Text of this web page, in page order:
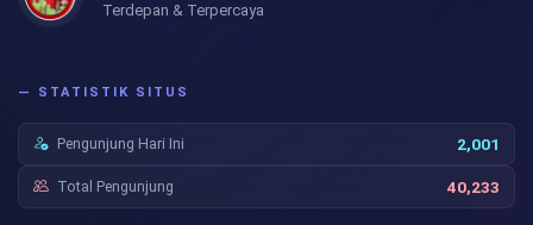
Terdepan & Terpercaya
— STATISTIK SITUS
Pengunjung Hari Ini 2,001
Total Pengunjung 40,233